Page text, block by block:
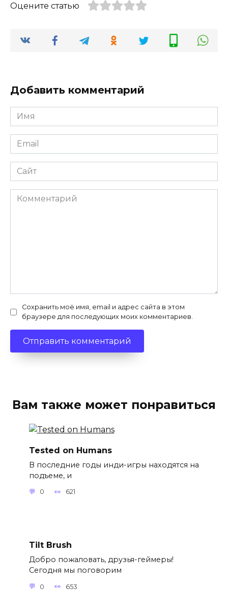
Оцените статью
Добавить комментарий
Имя
*
Email
*
Сайт
Комментарий
Сохранить моё имя, email и адрес сайта в этом
браузере для последующих моих комментариев.
Вам также может понравиться
Tested on Humans
В последние годы инди-игры находятся на
подъеме, и
0 621
Tilt Brush
Добро пожаловать, друзья-геймеры!
Сегодня мы поговорим
0 653